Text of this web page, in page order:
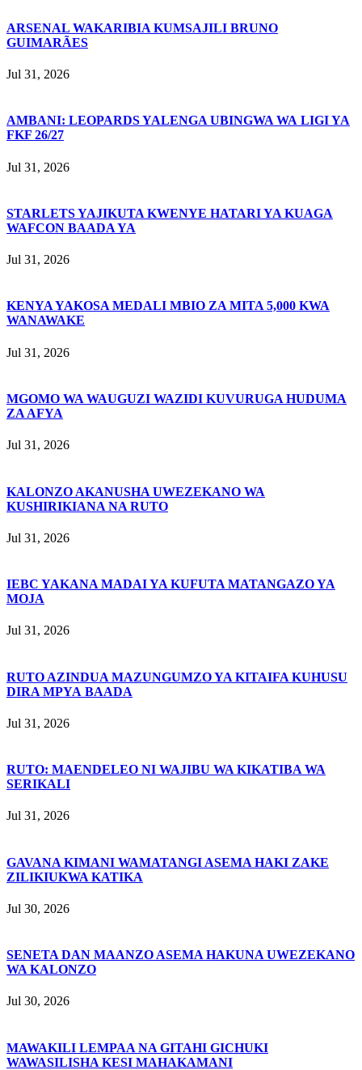
ARSENAL WAKARIBIA KUMSAJILI BRUNO
GUIMARÃES
Jul 31, 2026
AMBANI: LEOPARDS YALENGA UBINGWA WA LIGI YA
FKF 26/27
Jul 31, 2026
STARLETS YAJIKUTA KWENYE HATARI YA KUAGA
WAFCON BAADA YA
Jul 31, 2026
KENYA YAKOSA MEDALI MBIO ZA MITA 5,000 KWA
WANAWAKE
Jul 31, 2026
MGOMO WA WAUGUZI WAZIDI KUVURUGA HUDUMA
ZA AFYA
Jul 31, 2026
KALONZO AKANUSHA UWEZEKANO WA
KUSHIRIKIANA NA RUTO
Jul 31, 2026
IEBC YAKANA MADAI YA KUFUTA MATANGAZO YA
MOJA
Jul 31, 2026
RUTO AZINDUA MAZUNGUMZO YA KITAIFA KUHUSU
DIRA MPYA BAADA
Jul 31, 2026
RUTO: MAENDELEO NI WAJIBU WA KIKATIBA WA
SERIKALI
Jul 31, 2026
GAVANA KIMANI WAMATANGI ASEMA HAKI ZAKE
ZILIKIUKWA KATIKA
Jul 30, 2026
SENETA DAN MAANZO ASEMA HAKUNA UWEZEKANO
WA KALONZO
Jul 30, 2026
MAWAKILI LEMPAA NA GITAHI GICHUKI
WAWASILISHA KESI MAHAKAMANI